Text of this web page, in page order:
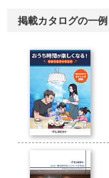
掲載カタログの一例